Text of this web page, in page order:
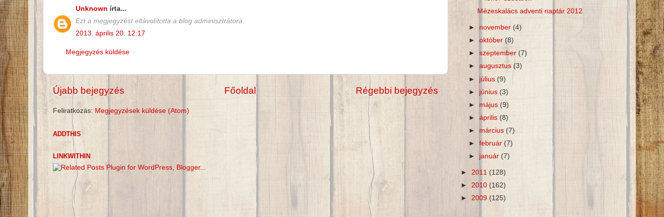
Unknown írta...
Ezt a megjegyzést eltávolította a blog adminisztrátora.
2013. április 20. 12:17
Megjegyzés küldése
Újabb bejegyzés Régebbi bejegyzés
Főoldal
Feliratkozás: Megjegyzések küldése (Atom)
ADDTHIS
LINKWITHIN
Mézeskalács adventi naptár 2012
► november(4)
►október(8)
►szeptember (7)
►augusztus(3)
► július (9)
► június(3)
► május (9)
►április (8)
► március (7)
►február(7)
► január(7)
► 2011 (128)
► 2010 (162)
► 2009 (125)